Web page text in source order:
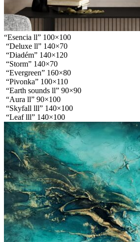
“Esencia ll” 100×100
“Deluxe ll” 140×70
“Diadém” 140×120
“Storm” 140×70
“Evergreen” 160×80
“Pivonka” 100×110
“Earth sounds ll” 90×90
“Aura ll” 90×100
“Skyfall lll” 140×100
“Leaf lll” 140×100